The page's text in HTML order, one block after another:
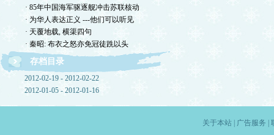
· 85年中国海军驱逐舰冲击苏联核动
· 为华人表达正义 ---他们可以听见
· 天覆地载, 横渠四句
· 秦昭: 布衣之怒亦免冠徒跣以头
存档目录
2012-02-19 - 2012-02-22
2012-01-05 - 2012-01-16
关于本站| 广告服务